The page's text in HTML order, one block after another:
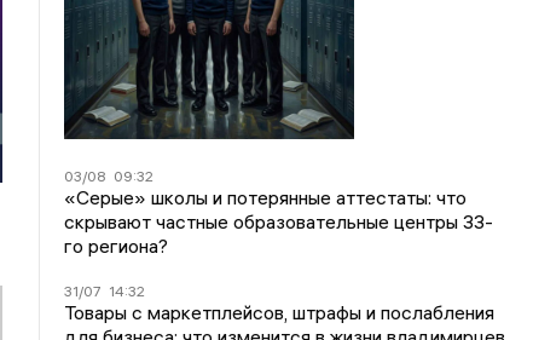
03/08 09:32
«Серые» школы и потерянные аттестаты: что
скрывают частные образовательные центры 33-
го региона?
31/07 14:32
Товары с маркетплейсов, штрафы и послабления